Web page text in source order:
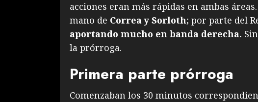
acciones eran más rápidas en ambas
mano de Correa y Sorloth; por parte del
aportando mucho en banda derecha.
la prórroga.
Primera parte prórroga
Comenzaban los 30 minutos